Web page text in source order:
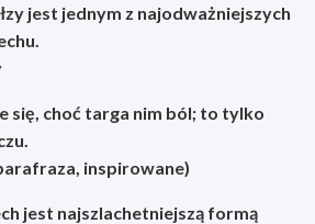
jest jednym z najodważniejszych
się, choć targa nim ból; to tylko
inspirowane)
jest najszlachetniejszą formą